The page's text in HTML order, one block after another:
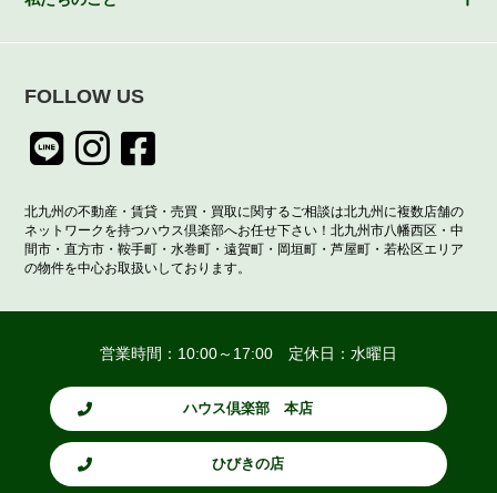
FOLLOW US
北九州の不動産・賃貸・売買・買取に関するご相談は北九州に複数店舗の
ネットワークを持つハウス倶楽部へお任せ下さい！北九州市八幡西区・中
間市・直方市・鞍手町・水巻町・遠賀町・岡垣町・芦屋町・若松区エリア
の物件を中心お取扱いしております。
営業時間：10:00～17:00 定休日：水曜日
ハウス倶楽部 本店
ひびきの店